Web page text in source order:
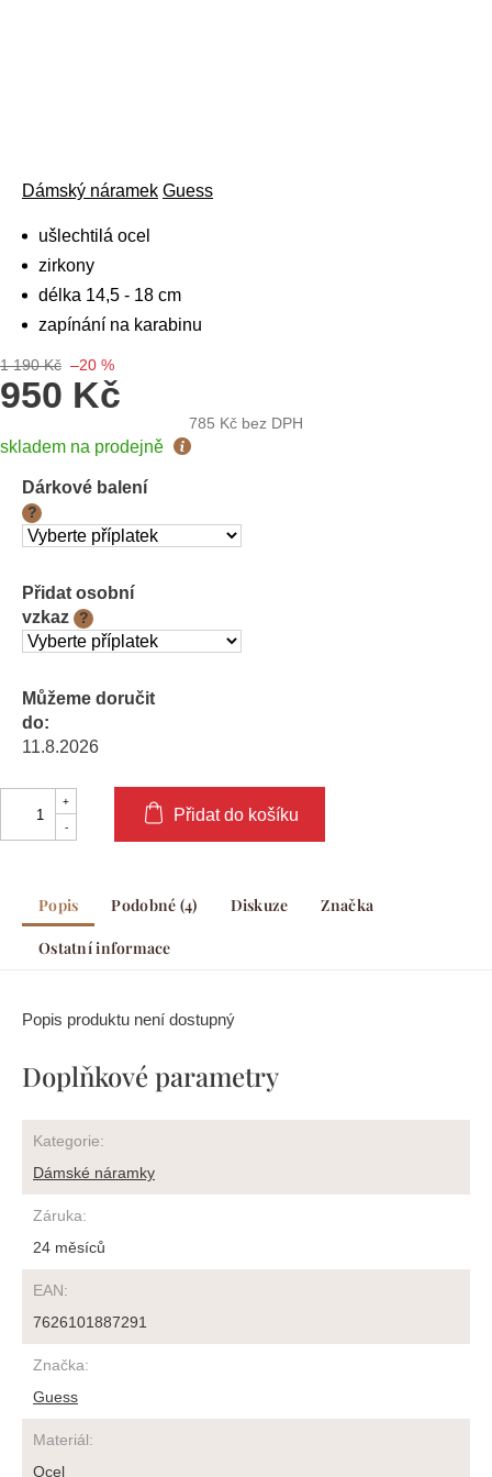
1 190 Kč –20 %
950 Kč
785 Kč bez DPH
Měrná
skladem na prodejně
Dárkové balení
?
Přidat osobní
vzkaz
?
Můžeme doručit
do:
11.8.2026
Přidat do košíku
Dámský náramek Guess
ušlechtilá ocel
zirkony
délka 14,5 - 18 cm
zapínání na karabinu
Popis Podobné (4) Diskuze Značka
Ostatní informace
Popis produktu není dostupný
Doplňkové parametry
Kategorie:
Dámské náramky
Záruka:
24 měsíců
EAN:
7626101887291
Značka:
Guess
Materiál:
Ocel